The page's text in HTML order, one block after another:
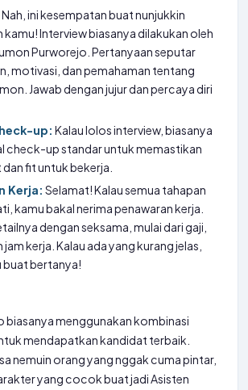
Nah, ini kesempatan buat nunjukkin
kamu! Interview biasanya dilakukan oleh
Purworejo. Pertanyaan seputar
motivasi, dan pemahaman tentang
Jawab dengan jujur dan percaya diri
up: Kalau lolos interview, biasanya
check-up standar untuk memastikan
fit untuk bekerja.
Kerja: Selamat! Kalau semua tahapan
kamu bakal nerima penawaran kerja.
dengan seksama, mulai dari gaji,
kerja. Kalau ada yang kurang jelas,
buat bertanya!
biasanya menggunakan kombinasi
mendapatkan kandidat terbaik.
nemuin orang yang nggak cuma pintar,
yang cocok buat jadi Asisten